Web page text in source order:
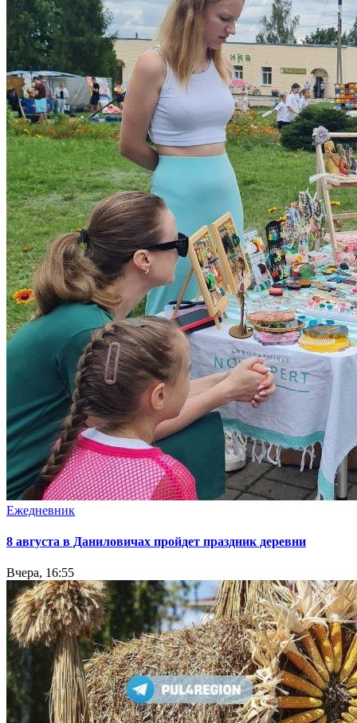
Ежедневник
8 августа в Даниловичах пройдет праздник деревни
Вчера, 16:55